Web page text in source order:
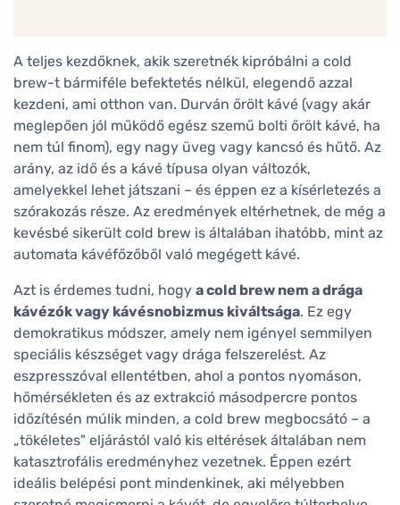
A teljes kezdőknek, akik szeretnék kipróbálni a cold
brew-t bármiféle befektetés nélkül, elegendő azzal
kezdeni, ami otthon van. Durván őrölt kávé (vagy akár
meglepően jól működő egész szemű bolti őrölt kávé, ha
nem túl finom), egy nagy üveg vagy kancsó és hűtő. Az
arány, az idő és a kávé típusa olyan változók,
amelyekkel lehet játszani – és éppen ez a kísérletezés a
szórakozás része. Az eredmények eltérhetnek, de még a
kevésbé sikerült cold brew is általában ihatóbb, mint az
automata kávéfőzőből való megégett kávé.
Azt is érdemes tudni, hogy a cold brew nem a drága
kávézók vagy kávésnobizmus kiváltsága. Ez egy
demokratikus módszer, amely nem igényel semmilyen
speciális készséget vagy drága felszerelést. Az
eszpresszóval ellentétben, ahol a pontos nyomáson,
hőmérsékleten és az extrakció másodpercre pontos
időzítésén múlik minden, a cold brew megbocsátó – a
„tökéletes" eljárástól való kis eltérések általában nem
katasztrofális eredményhez vezetnek. Éppen ezért
ideális belépési pont mindenkinek, aki mélyebben